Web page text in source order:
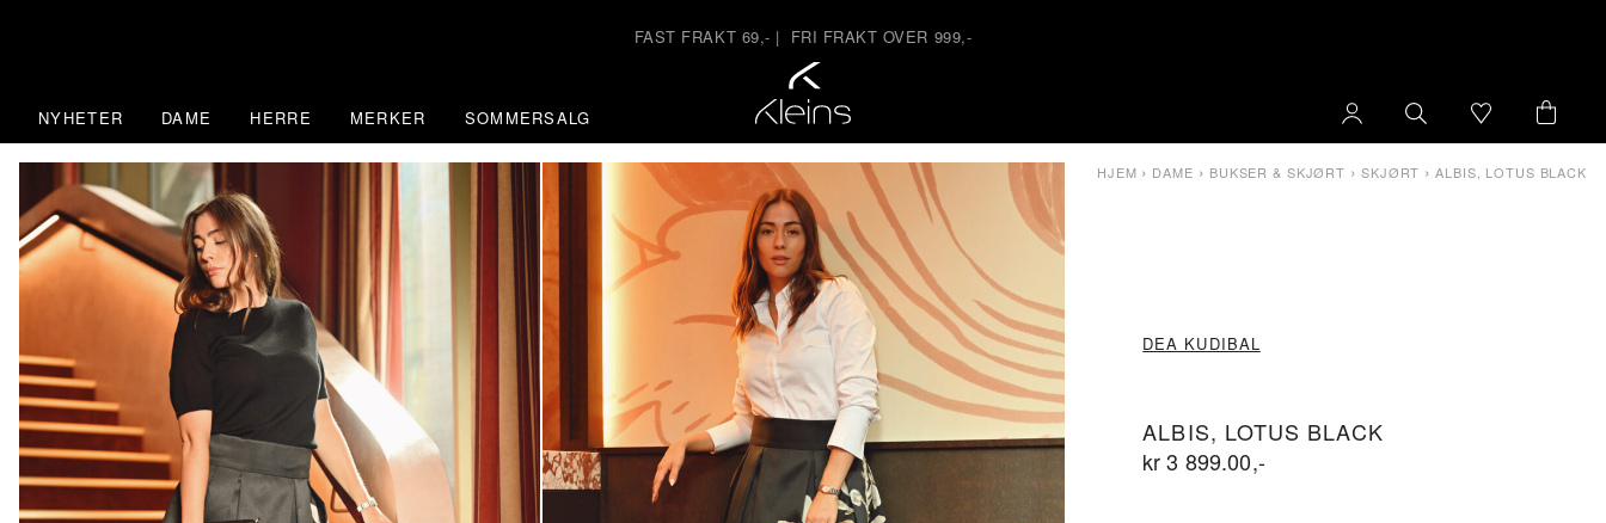
FAST FRAKT 69,- | FRI FRAKT OVER 999,-
NYHETER DAME HERRE MERKER SOMMERSALG
DEA KUDIBAL
ALBIS, LOTUS BLACK
kr3 899.00,-
HJEM › DAME › BUKSER & SKJØRT › SKJØRT › ALBIS, LOTUS BLACK